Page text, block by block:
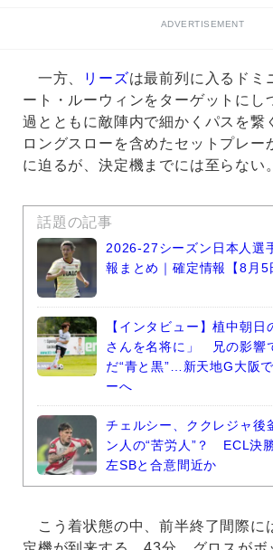
ADVERTISEMENT
一方、 リーズは最前列に入るドミ
ート・ルーウィンをターゲットにし
過とともに敵陣内で細かくパスを繋
ロングスローを含めたセットプレー
に迫るが、決定機までには至らない。
話題の記事
2026-27シーズン日本人選
報まとめ｜確定情報【8月5
【インタビュー】植中朝日
さんを名将に」 兄の影響
だ“青と黒”…新天地G大阪
ーへ
チェルシー、ククレジャ後
ン人の“苦労人”？ ECL決
左SBと合意間近か
こう着状態の中、前半終了間際に